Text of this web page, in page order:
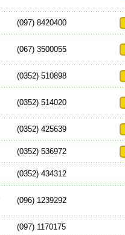
(097) 8420400
(067) 3500055
(0352) 510898
(0352) 514020
(0352) 425639
(0352) 536972
(0352) 434312
(096) 1239292
(097) 1170175